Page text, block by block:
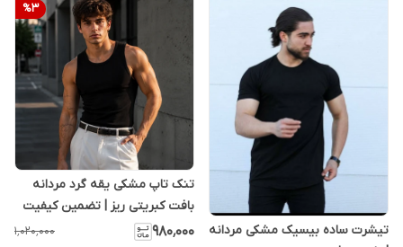
تیشرت ساده بیسیک مشکی مردانه
%3
تنک تاپ مشکی یقه گرد مردانه
بافت کبریتی ریز | تضمین کیفیت
۹۸۰٬۰۰۰ ۱٬۰۲۰٬۰۰۰